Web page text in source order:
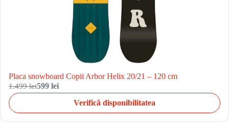
Placa snowboard Copii Arbor Helix 20/21 – 120 cm
1.499 lei599 lei
Verifică disponibilitatea